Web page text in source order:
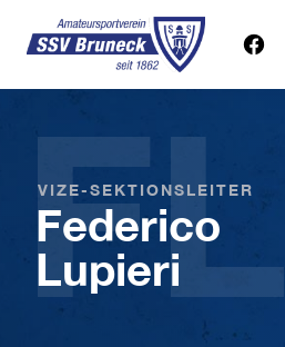
VIZE-SEKTIONSLEITER
Federico
Lupieri
FL